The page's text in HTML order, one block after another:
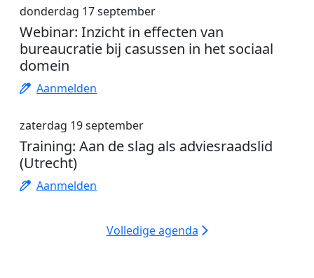
donderdag 17 september
Webinar: Inzicht in effecten van
bureaucratie bij casussen in het sociaal
domein
Aanmelden
zaterdag 19 september
Training: Aan de slag als adviesraadslid
(Utrecht)
Aanmelden
Volledige agenda